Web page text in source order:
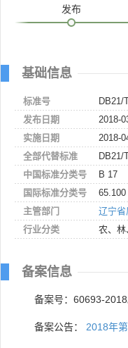
发布
基础信息
标准号
DB21/
发布日期
2018-
实施日期
2018-
全部代替标准
DB21/
中国标准分类号
B 17
国际标准分类号
65.100
主管部门
辽宁省
行业分类
农、林
备案信息
备案号：60693-2018
备案公告： 2018年